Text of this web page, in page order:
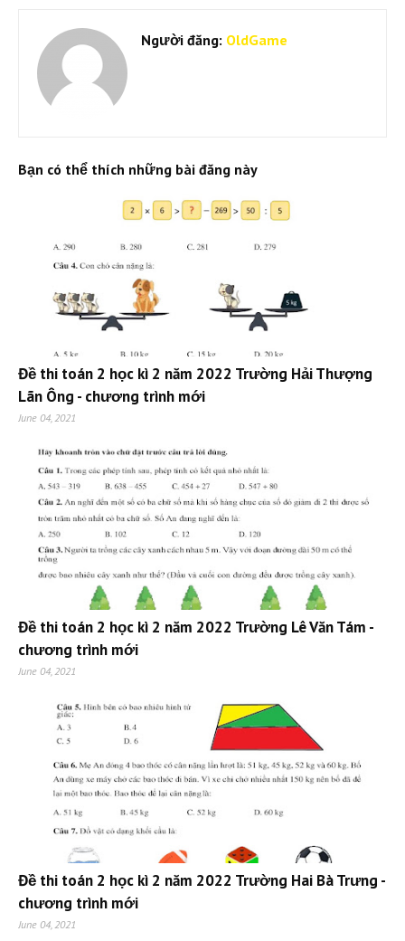
Người đăng: OldGame
Bạn có thể thích những bài đăng này
Đề thi toán 2 học kì 2 năm 2022 Trường Hải Thượng
Lãn Ông - chương trình mới
June 04, 2021
Đề thi toán 2 học kì 2 năm 2022 Trường Lê Văn Tám -
chương trình mới
June 04, 2021
Đề thi toán 2 học kì 2 năm 2022 Trường Hai Bà Trưng -
chương trình mới
June 04, 2021